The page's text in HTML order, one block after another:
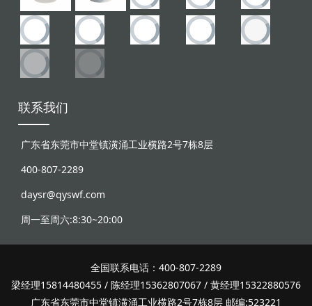
联系我们
广东省东莞市中堂镇潢涌工业横路2号7栋8层
400-807-2289
daysr@qyswf.com
周一至周六:8:30~20:00
全国联系电话：400-807-2289
梁经理15814480455 / 陈经理15362807067 / 黄经理15322880576